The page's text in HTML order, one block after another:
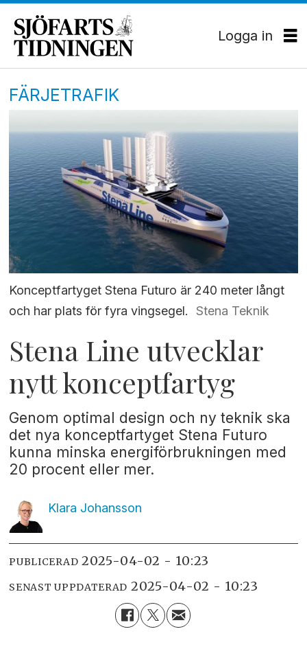
Logga in
FÄRJETRAFIK
Konceptfartyget Stena Futuro är 240 meter långt
och har plats för fyra vingsegel.
Stena Teknik
Stena Line utvecklar
nytt konceptfartyg
Genom optimal design och ny teknik ska
det nya konceptfartyget Stena Futuro
kunna minska energiförbrukningen med
20 procent eller mer.
Klara Johansson
PUBLICERAD 2025-04-02 - 10:23
SENAST UPPDATERAD 2025-04-02 - 10:23